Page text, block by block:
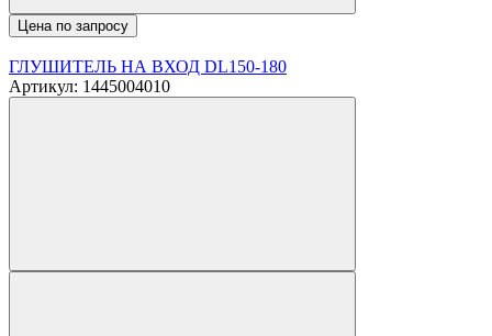
Цена по запросу
ГЛУШИТЕЛЬ НА ВХОД DL150-180
Артикул: 1445004010